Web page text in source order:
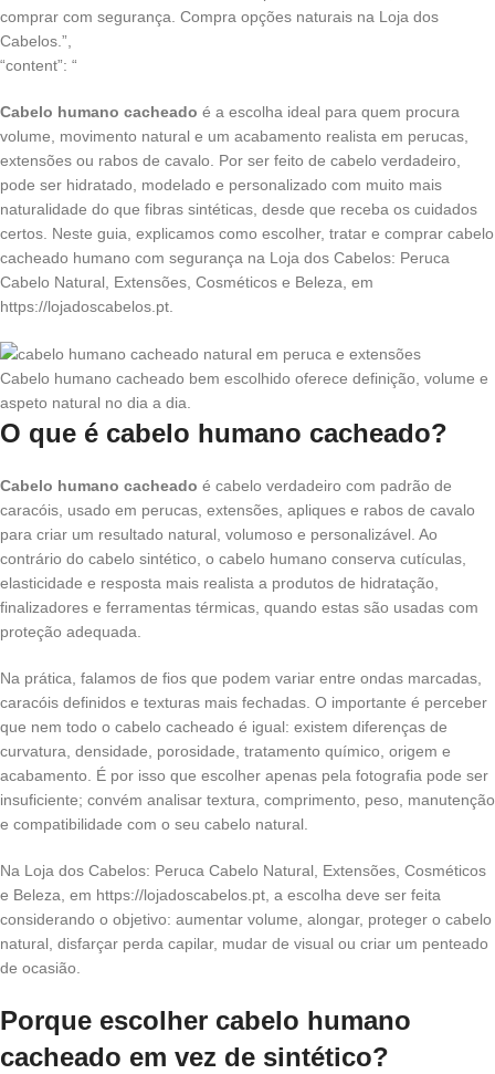
comprar com segurança. Compra opções naturais na Loja dos
Cabelos.”,
“content”: “
Cabelo humano cacheado é a escolha ideal para quem procura
volume, movimento natural e um acabamento realista em perucas,
extensões ou rabos de cavalo. Por ser feito de cabelo verdadeiro,
pode ser hidratado, modelado e personalizado com muito mais
naturalidade do que fibras sintéticas, desde que receba os cuidados
certos. Neste guia, explicamos como escolher, tratar e comprar cabelo
cacheado humano com segurança na Loja dos Cabelos: Peruca
Cabelo Natural, Extensões, Cosméticos e Beleza, em
https://lojadoscabelos.pt.
Cabelo humano cacheado bem escolhido oferece definição, volume e
aspeto natural no dia a dia.
O que é cabelo humano cacheado?
Cabelo humano cacheado é cabelo verdadeiro com padrão de
caracóis, usado em perucas, extensões, apliques e rabos de cavalo
para criar um resultado natural, volumoso e personalizável. Ao
contrário do cabelo sintético, o cabelo humano conserva cutículas,
elasticidade e resposta mais realista a produtos de hidratação,
finalizadores e ferramentas térmicas, quando estas são usadas com
proteção adequada.
Na prática, falamos de fios que podem variar entre ondas marcadas,
caracóis definidos e texturas mais fechadas. O importante é perceber
que nem todo o cabelo cacheado é igual: existem diferenças de
curvatura, densidade, porosidade, tratamento químico, origem e
acabamento. É por isso que escolher apenas pela fotografia pode ser
insuficiente; convém analisar textura, comprimento, peso, manutenção
e compatibilidade com o seu cabelo natural.
Na Loja dos Cabelos: Peruca Cabelo Natural, Extensões, Cosméticos
e Beleza, em https://lojadoscabelos.pt, a escolha deve ser feita
considerando o objetivo: aumentar volume, alongar, proteger o cabelo
natural, disfarçar perda capilar, mudar de visual ou criar um penteado
de ocasião.
Porque escolher cabelo humano
cacheado em vez de sintético?